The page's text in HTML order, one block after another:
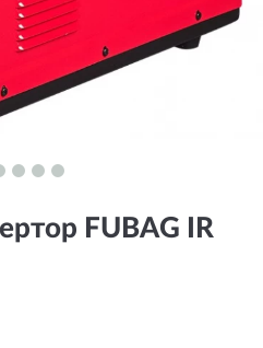
FUBAG IR